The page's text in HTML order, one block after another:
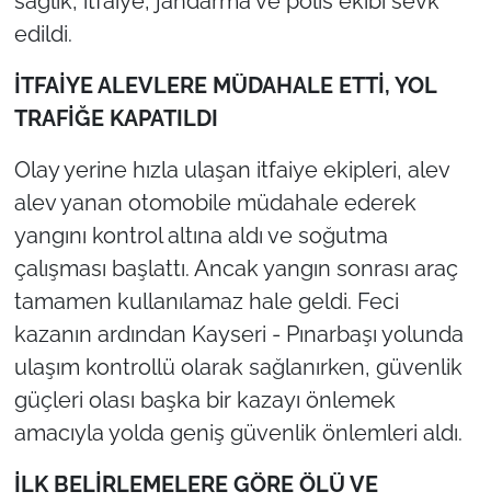
edildi.
İTFAİYE ALEVLERE MÜDAHALE ETTİ, YOL
TRAFİĞE KAPATILDI
Olay yerine hızla ulaşan itfaiye ekipleri, alev
alev yanan otomobile müdahale ederek
yangını kontrol altına aldı ve soğutma
çalışması başlattı. Ancak yangın sonrası araç
tamamen kullanılamaz hale geldi. Feci
kazanın ardından Kayseri - Pınarbaşı yolunda
ulaşım kontrollü olarak sağlanırken, güvenlik
güçleri olası başka bir kazayı önlemek
amacıyla yolda geniş güvenlik önlemleri aldı.
İLK BELİRLEMELERE GÖRE ÖLÜ VE